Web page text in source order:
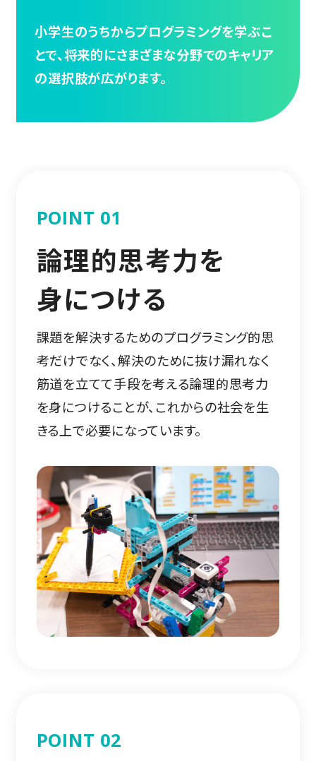
小学生のうちからプログラミングを学ぶこ
とで、将来的にさまざまな分野でのキャリア
の選択肢が広がります。
POINT 01
論理的思考力を
身につける
課題を解決するためのプログラミング的思
考だけでなく、解決のために抜け漏れなく
筋道を立てて手段を考える論理的思考力
を身につけることが、これからの社会を生
きる上で必要になっています。
POINT 02